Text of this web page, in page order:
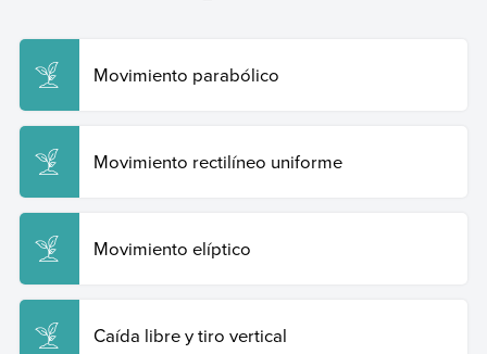
Ejemplos. Recuperado el 19 de junio de 2026 de
https://www.ejemplos.co/20-ejemplos-de-movimiento-
relativo-y-absoluto/
Movimiento parabólico
Movimiento rectilíneo uniforme
Movimiento elíptico
Caída libre y tiro vertical